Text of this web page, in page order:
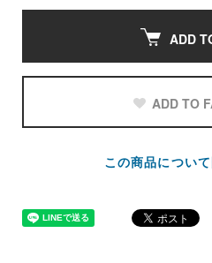
ADD
ADD TO
この商品につい